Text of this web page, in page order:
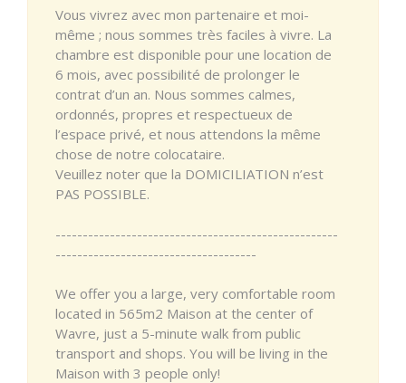
Vous vivrez avec mon partenaire et moi-
même ; nous sommes très faciles à vivre. La
chambre est disponible pour une location de
6 mois, avec possibilité de prolonger le
contrat d’un an. Nous sommes calmes,
ordonnés, propres et respectueux de
l’espace privé, et nous attendons la même
chose de notre colocataire.
Veuillez noter que la DOMICILIATION n’est
PAS POSSIBLE.
----------------------------------------------------
-------------------------------------
We offer you a large, very comfortable room
located in 565m2 Maison at the center of
Wavre, just a 5-minute walk from public
transport and shops. You will be living in the
Maison with 3 people only!